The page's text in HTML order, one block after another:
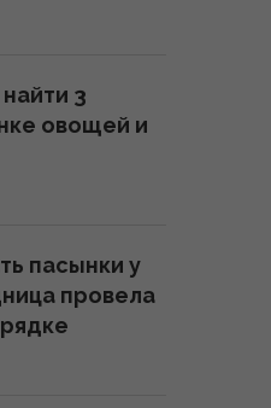
они
соглашение
– Reuters
3
овощей и
пасынки у
провела